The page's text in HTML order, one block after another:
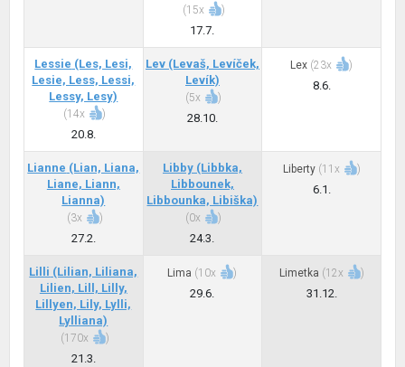
(15x )
17.7.
Lessie (Les, Lesi,
Lesie, Less, Lessi,
Lessy, Lesy)
(14x )
20.8.
Lev(Levaš, Levíček,
Levík)
(5x )
28.10.
Lex (23x )
8.6.
Lianne (Lian, Liana,
Liane, Liann,
Lianna)
(3x )
27.2.
Libby(Libbka,
Libbounek,
Libbounka, Libiška)
(0x )
24.3.
Liberty (11x )
6.1.
Lilli (Lilian, Liliana,
Lilien, Lill, Lilly,
Lillyen, Lily, Lylli,
Lylliana)
(170x )
21.3.
Lima (10x )
29.6.
Limetka (12x )
31.12.